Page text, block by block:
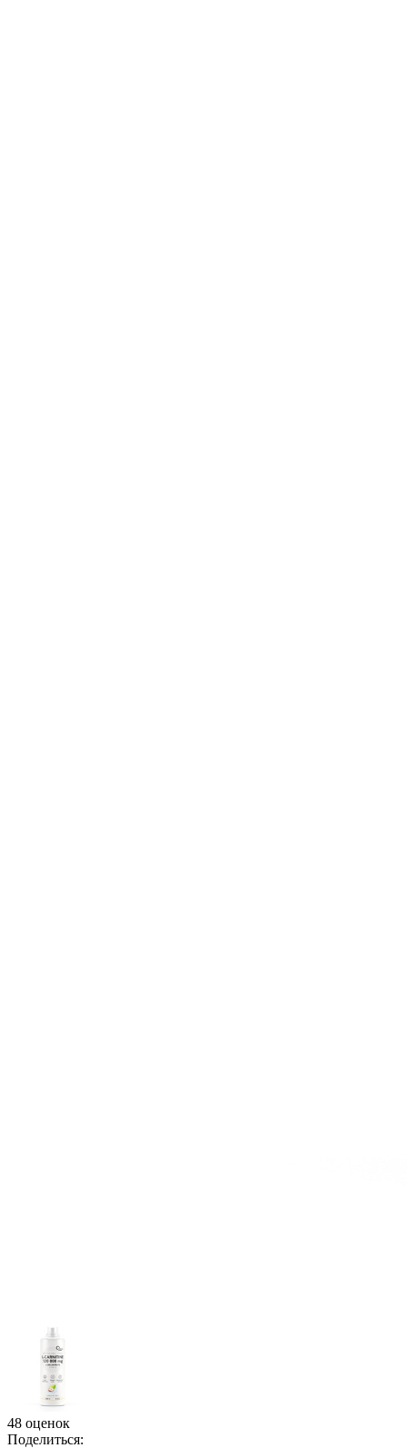
48 оценок
Поделиться: